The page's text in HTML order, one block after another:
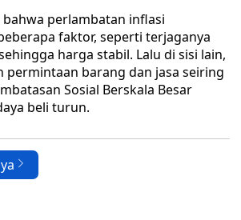
perlambatan inflasi
faktor, seperti terjaganya
harga stabil. Lalu di sisi lain,
permintaan barang dan jasa seiring
Sosial Berskala Besar
beli turun.